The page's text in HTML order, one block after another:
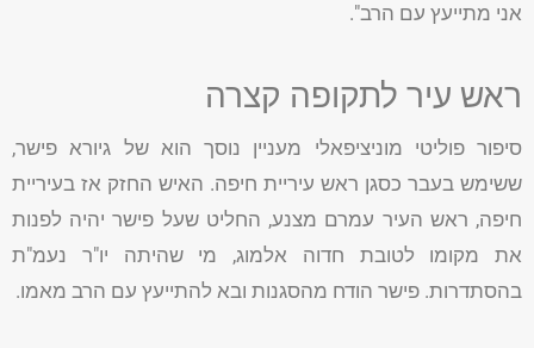
אני מתייעץ עם הרב".
ראש עיר לתקופה קצרה
סיפור פוליטי מוניציפאלי מעניין נוסך הוא של גיורא פישר,
ששימש בעבר כסגן ראש עיריית חיפה. האיש החזק אז בעיריית
חיפה, ראש העיר עמרם מצנע, החליט שעל פישר יהיה לפנות
את מקומו לטובת חדוה אלמוג, מי שהיתה יו"ר נעמ"ת
בהסתדרות. פישר הודח מהסגנות ובא להתייעץ עם הרב מאמו.